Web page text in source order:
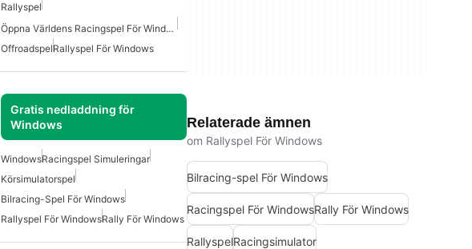
Rallyspel
Öppna Världens Racingspel För Windows
OffroadspelRallyspel För Windows
Gratis nedladdning för
Windows
WindowsRacingspel Simuleringar
Körsimulatorspel
Bilracing-Spel För Windows
Rallyspel För WindowsRally För Windows
Relaterade ämnen
om Rallyspel För Windows
Bilracing-spel För Windows
Racingspel För WindowsRally För Windows
RallyspelRacingsimulator